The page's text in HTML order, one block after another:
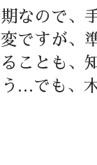
なので、
ですが、
ことも、
う…でも、